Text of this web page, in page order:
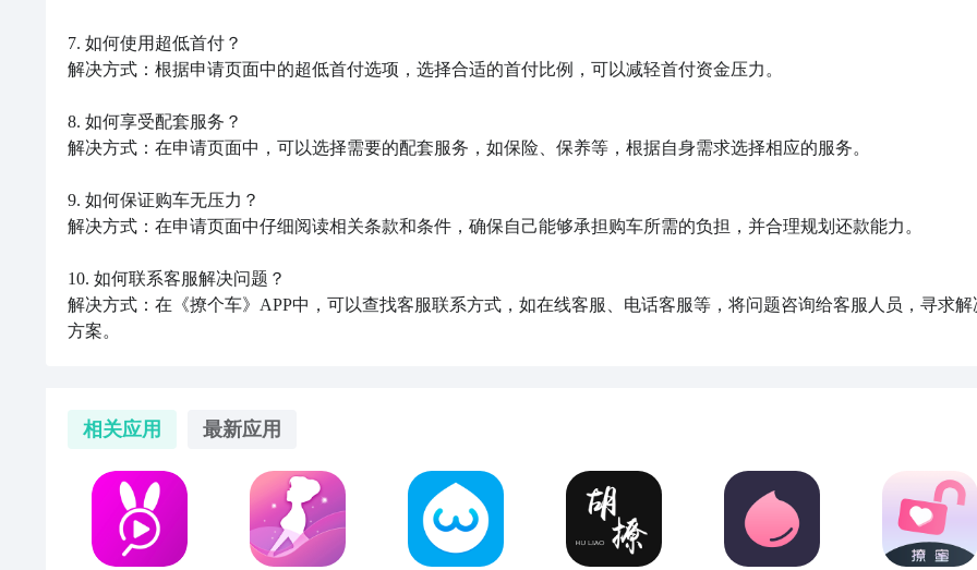
7. 如何使用超低首付？
解决方式：根据申请页面中的超低首付选项，选择合适的首付比例，可以减轻首付资金压力。
8. 如何享受配套服务？
解决方式：在申请页面中，可以选择需要的配套服务，如保险、保养等，根据自身需求选择相应的服务。
9. 如何保证购车无压力？
解决方式：在申请页面中仔细阅读相关条款和条件，确保自己能够承担购车所需的负担，并合理规划还款能力。
10. 如何联系客服解决问题？
解决方式：在《撩个车》APP中，可以查找客服联系方式，如在线客服、电话客服等，将问题咨询给客服人员，寻求解
方案。
相关应用 最新应用